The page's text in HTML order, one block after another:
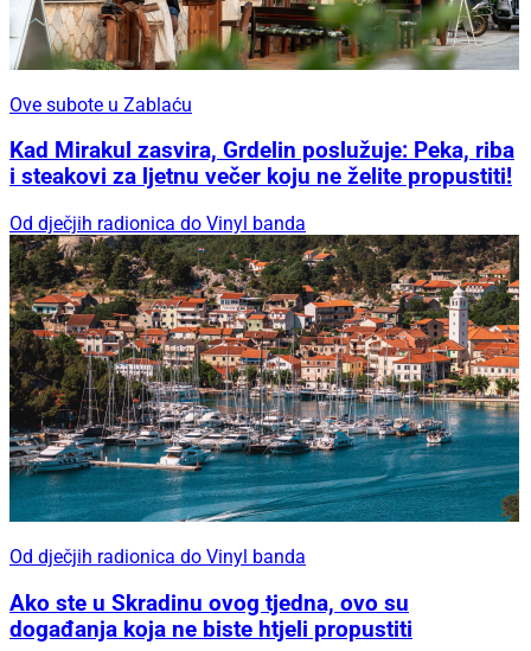
Ove subote u Zablaću
Kad Mirakul zasvira, Grdelin poslužuje: Peka, riba
i steakovi za ljetnu večer koju ne želite propustiti!
Od dječjih radionica do Vinyl banda
Od dječjih radionica do Vinyl banda
Ako ste u Skradinu ovog tjedna, ovo su
događanja koja ne biste htjeli propustiti